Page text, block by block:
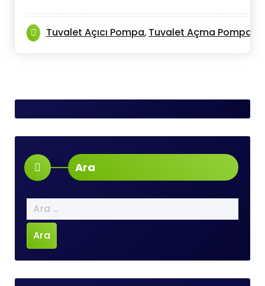
Tuvalet Açıcı Pompa, Tuvalet Açma Pompa
Ara
Arama: